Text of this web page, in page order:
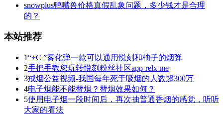
snowplus鸭嘴兽价格真假乱象问题，多少钱才是合理
的？
本站推荐
1“+C ”雾化弹一款可以通用悦刻和柚子的烟弹
2手把手教您玩转悦刻粉丝社区app-relx me
3戒烟公益视频-我国每年死于吸烟的人数超300万
4电子烟能不能替烟？替烟效果如何？
5使用电子烟一段时间后，再次抽普通香烟的感觉，听听
大家的看法